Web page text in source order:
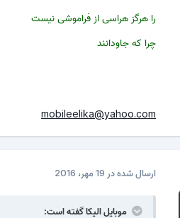
را هرگز هراسی از فراموشی نیست
چرا که جاودانند
mobileelika@yahoo.com
ارسال شده در 19 مهر، 2016
موبایل الیکا گفته است: